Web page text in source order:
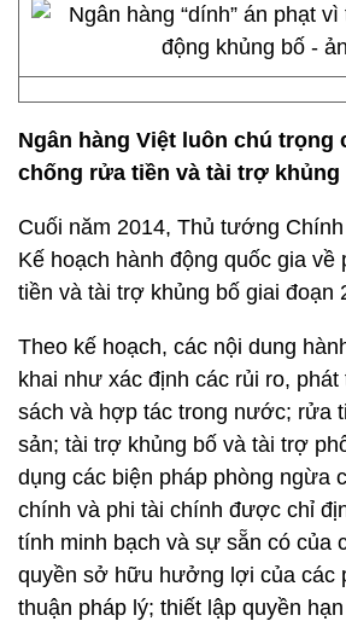
Ngân hàng Việt luôn chú trọng
chống rửa tiền và tài trợ khủng
Cuối năm 2014, Thủ tướng
Kế hoạch hành động quốc gia về
tiền và tài trợ khủng bố giai đoạn
Theo kế hoạch, các nội dung
khai như xác định các rủi ro,
sách và hợp tác trong nước; rửa
sản; tài trợ khủng bố và tài trợ
dụng các biện pháp phòng ngừa
chính và phi tài chính được chỉ
tính minh bạch và sự sẵn có của
quyền sở hữu hưởng lợi của các
thuận pháp lý; thiết lập quyền